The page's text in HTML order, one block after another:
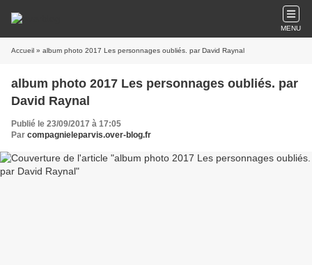
MENU
Accueil » album photo 2017 Les personnages oubliés. par David Raynal
album photo 2017 Les personnages oubliés. par
David Raynal
Publié le 23/09/2017 à 17:05
Par compagnieleparvis.over-blog.fr